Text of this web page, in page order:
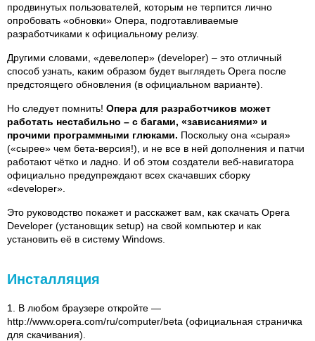
продвинутых пользователей, которым не терпится лично
опробовать «обновки» Опера, подготавливаемые
разработчиками к официальному релизу.
Другими словами, «девелопер» (developer) – это отличный
способ узнать, каким образом будет выглядеть Opera после
предстоящего обновления (в официальном варианте).
Но следует помнить! Опера для разработчиков может
работать нестабильно – с багами, «зависаниями» и
прочими программными глюками. Поскольку она «сырая»
(«сырее» чем бета-версия!), и не все в ней дополнения и патчи
работают чётко и ладно. И об этом создатели веб-навигатора
официально предупреждают всех скачавших сборку
«developer».
Это руководство покажет и расскажет вам, как скачать Opera
Developer (установщик setup) на свой компьютер и как
установить её в систему Windows.
Инсталляция
1. В любом браузере откройте —
http://www.opera.com/ru/computer/beta (официальная страничка
для скачивания).